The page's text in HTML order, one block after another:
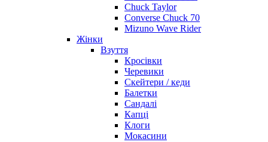
Chuck Taylor
Converse Chuck 70
Mizuno Wave Rider
Жінки
Взуття
Кросівки
Черевики
Скейтери / кеди
Балетки
Сандалі
Капці
Клоги
Мокасини